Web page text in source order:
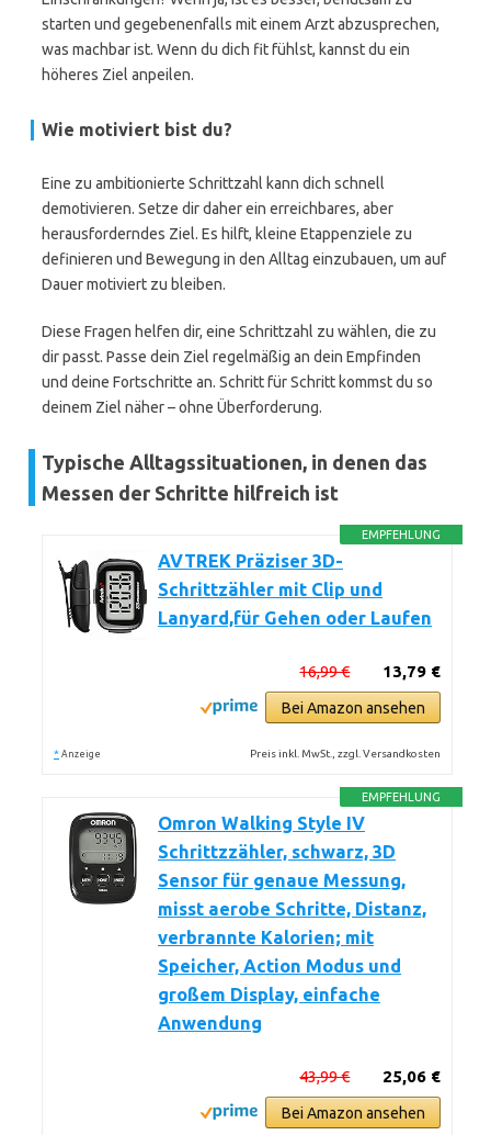
starten und gegebenenfalls mit einem Arzt abzusprechen,
was machbar ist. Wenn du dich fit fühlst, kannst du ein
höheres Ziel anpeilen.
Wie motiviert bist du?
Eine zu ambitionierte Schrittzahl kann dich schnell
demotivieren. Setze dir daher ein erreichbares, aber
herausforderndes Ziel. Es hilft, kleine Etappenziele zu
definieren und Bewegung in den Alltag einzubauen, um auf
Dauer motiviert zu bleiben.
Diese Fragen helfen dir, eine Schrittzahl zu wählen, die zu
dir passt. Passe dein Ziel regelmäßig an dein Empfinden
und deine Fortschritte an. Schritt für Schritt kommst du so
deinem Ziel näher – ohne Überforderung.
Typische Alltagssituationen, in denen das
Messen der Schritte hilfreich ist
EMPFEHLUNG
AVTREK Präziser 3D-
Schrittzähler mit Clip und
Lanyard,für Gehen oder Laufen
13,79 €
16,99 €
Bei Amazon ansehen
* Anzeige Preis inkl. MwSt., zzgl. Versandkosten
EMPFEHLUNG
Omron Walking Style IV
Schrittzzähler, schwarz, 3D
Sensor für genaue Messung,
misst aerobe Schritte, Distanz,
verbrannte Kalorien; mit
Speicher, Action Modus und
großem Display, einfache
Anwendung
25,06 €
43,99 €
Bei Amazon ansehen